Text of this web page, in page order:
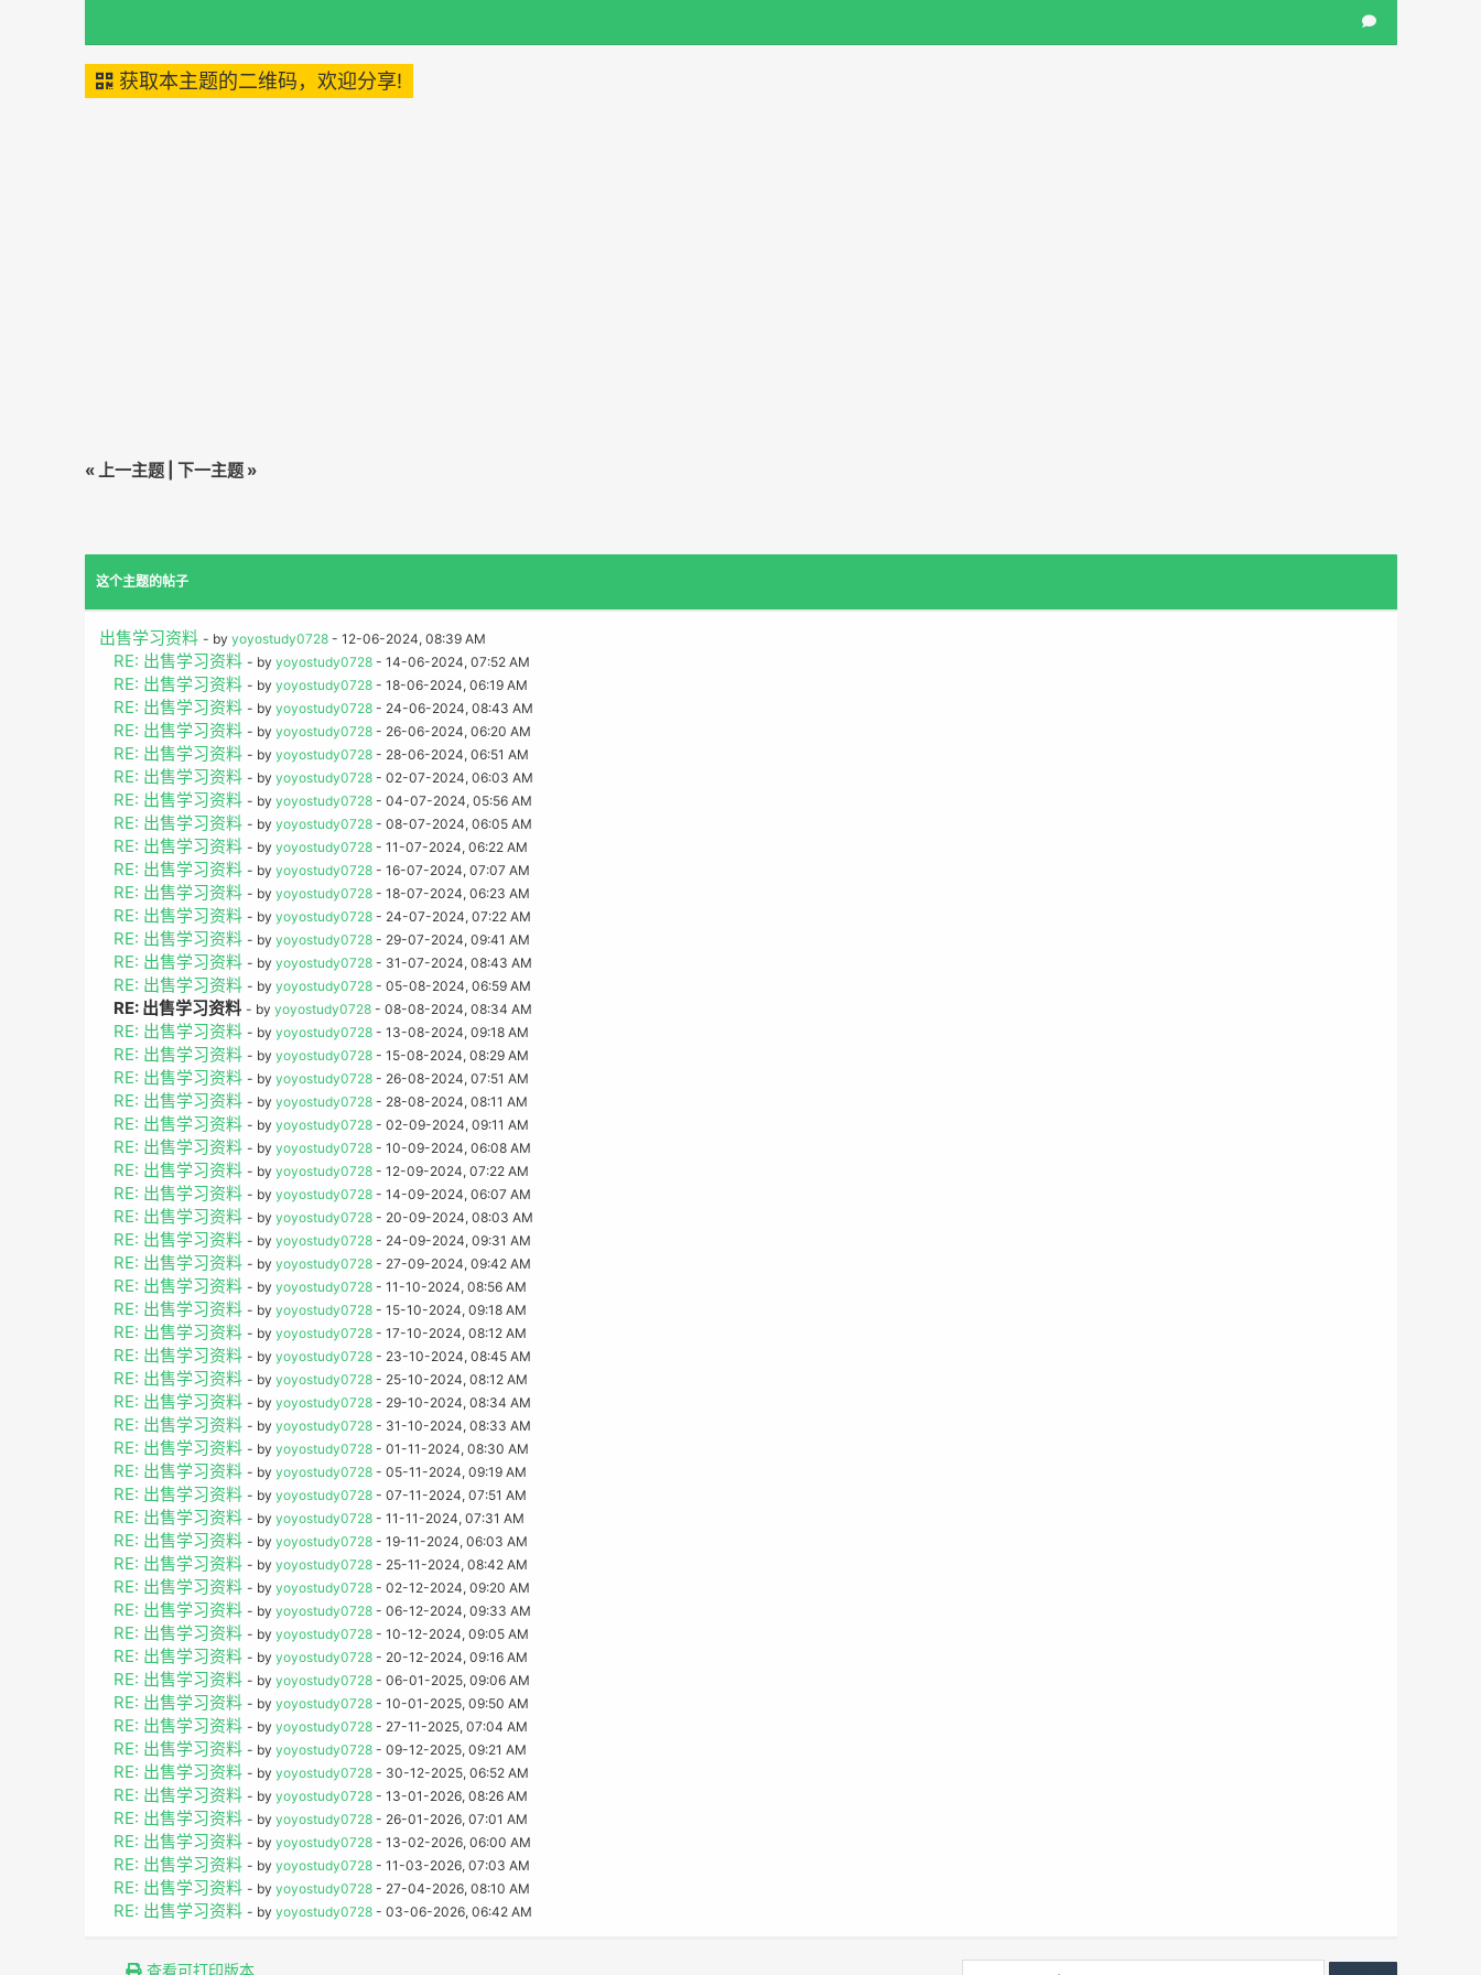
获取本主题的二维码，欢迎分享!
« 上一主题| 下一主题»
这个主题的帖子
出售学习资料 - by yoyostudy0728- 12-06-2024, 08:39 AM
RE: 出售学习资料 - by yoyostudy0728- 14-06-2024, 07:52 AM
RE: 出售学习资料 - by yoyostudy0728- 18-06-2024, 06:19 AM
RE: 出售学习资料 - by yoyostudy0728- 24-06-2024, 08:43 AM
RE: 出售学习资料 - by yoyostudy0728- 26-06-2024, 06:20 AM
RE: 出售学习资料 - by yoyostudy0728- 28-06-2024, 06:51 AM
RE: 出售学习资料 - by yoyostudy0728- 02-07-2024, 06:03 AM
RE: 出售学习资料 - by yoyostudy0728- 04-07-2024, 05:56 AM
RE: 出售学习资料 - by yoyostudy0728- 08-07-2024, 06:05 AM
RE: 出售学习资料 - by yoyostudy0728- 11-07-2024, 06:22 AM
RE: 出售学习资料 - by yoyostudy0728- 16-07-2024, 07:07 AM
RE: 出售学习资料 - by yoyostudy0728- 18-07-2024, 06:23 AM
RE: 出售学习资料 - by yoyostudy0728- 24-07-2024, 07:22 AM
RE: 出售学习资料 - by yoyostudy0728- 29-07-2024, 09:41 AM
RE: 出售学习资料 - by yoyostudy0728- 31-07-2024, 08:43 AM
RE: 出售学习资料 - by yoyostudy0728- 05-08-2024, 06:59 AM
RE: 出售学习资料 - by yoyostudy0728- 08-08-2024, 08:34 AM
RE: 出售学习资料 - by yoyostudy0728- 13-08-2024, 09:18 AM
RE: 出售学习资料 - by yoyostudy0728- 15-08-2024, 08:29 AM
RE: 出售学习资料 - by yoyostudy0728- 26-08-2024, 07:51 AM
RE: 出售学习资料 - by yoyostudy0728- 28-08-2024, 08:11 AM
RE: 出售学习资料 - by yoyostudy0728- 02-09-2024, 09:11 AM
RE: 出售学习资料 - by yoyostudy0728- 10-09-2024, 06:08 AM
RE: 出售学习资料 - by yoyostudy0728- 12-09-2024, 07:22 AM
RE: 出售学习资料 - by yoyostudy0728- 14-09-2024, 06:07 AM
RE: 出售学习资料 - by yoyostudy0728- 20-09-2024, 08:03 AM
RE: 出售学习资料 - by yoyostudy0728- 24-09-2024, 09:31 AM
RE: 出售学习资料 - by yoyostudy0728- 27-09-2024, 09:42 AM
RE: 出售学习资料 - by yoyostudy0728- 11-10-2024, 08:56 AM
RE: 出售学习资料 - by yoyostudy0728- 15-10-2024, 09:18 AM
RE: 出售学习资料 - by yoyostudy0728- 17-10-2024, 08:12 AM
RE: 出售学习资料 - by yoyostudy0728- 23-10-2024, 08:45 AM
RE: 出售学习资料 - by yoyostudy0728- 25-10-2024, 08:12 AM
RE: 出售学习资料 - by yoyostudy0728- 29-10-2024, 08:34 AM
RE: 出售学习资料 - by yoyostudy0728- 31-10-2024, 08:33 AM
RE: 出售学习资料 - by yoyostudy0728- 01-11-2024, 08:30 AM
RE: 出售学习资料 - by yoyostudy0728- 05-11-2024, 09:19 AM
RE: 出售学习资料 - by yoyostudy0728- 07-11-2024, 07:51 AM
RE: 出售学习资料 - by yoyostudy0728- 11-11-2024, 07:31 AM
RE: 出售学习资料 - by yoyostudy0728- 19-11-2024, 06:03 AM
RE: 出售学习资料 - by yoyostudy0728- 25-11-2024, 08:42 AM
RE: 出售学习资料 - by yoyostudy0728- 02-12-2024, 09:20 AM
RE: 出售学习资料 - by yoyostudy0728- 06-12-2024, 09:33 AM
RE: 出售学习资料 - by yoyostudy0728- 10-12-2024, 09:05 AM
RE: 出售学习资料 - by yoyostudy0728- 20-12-2024, 09:16 AM
RE: 出售学习资料 - by yoyostudy0728- 06-01-2025, 09:06 AM
RE: 出售学习资料 - by yoyostudy0728- 10-01-2025, 09:50 AM
RE: 出售学习资料 - by yoyostudy0728- 27-11-2025, 07:04 AM
RE: 出售学习资料 - by yoyostudy0728- 09-12-2025, 09:21 AM
RE: 出售学习资料 - by yoyostudy0728- 30-12-2025, 06:52 AM
RE: 出售学习资料 - by yoyostudy0728- 13-01-2026, 08:26 AM
RE: 出售学习资料 - by yoyostudy0728- 26-01-2026, 07:01 AM
RE: 出售学习资料 - by yoyostudy0728- 13-02-2026, 06:00 AM
RE: 出售学习资料 - by yoyostudy0728- 11-03-2026, 07:03 AM
RE: 出售学习资料 - by yoyostudy0728- 27-04-2026, 08:10 AM
RE: 出售学习资料 - by yoyostudy0728- 03-06-2026, 06:42 AM
查看可打印版本